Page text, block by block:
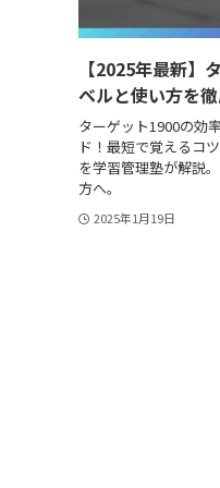
【2025年最新】
ベルと使い方を徹
ターゲット1900の効
ド！最短で覚えるコ
を学習管理塾が解説
方へ。
2025年1月19日